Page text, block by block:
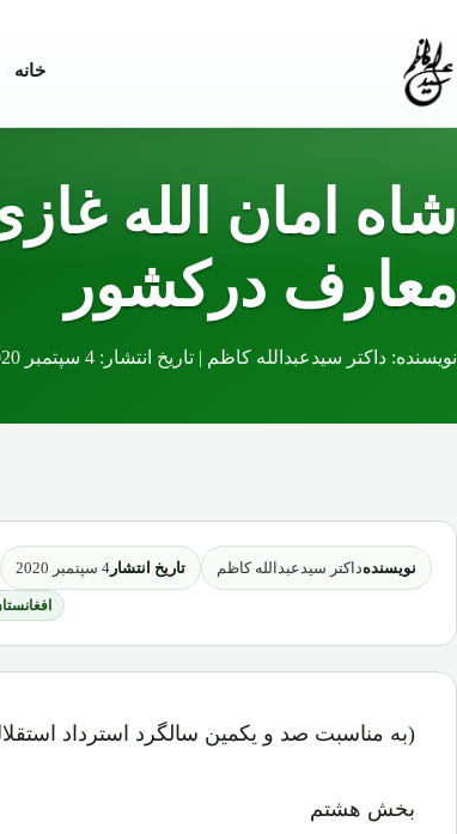
شاه امان الله
معارف درکشور
نویسنده داکتر سیدعبدالله کاظم تاریخ انتشار
(به مناسبت صد و یکمین سالگرد استرداد